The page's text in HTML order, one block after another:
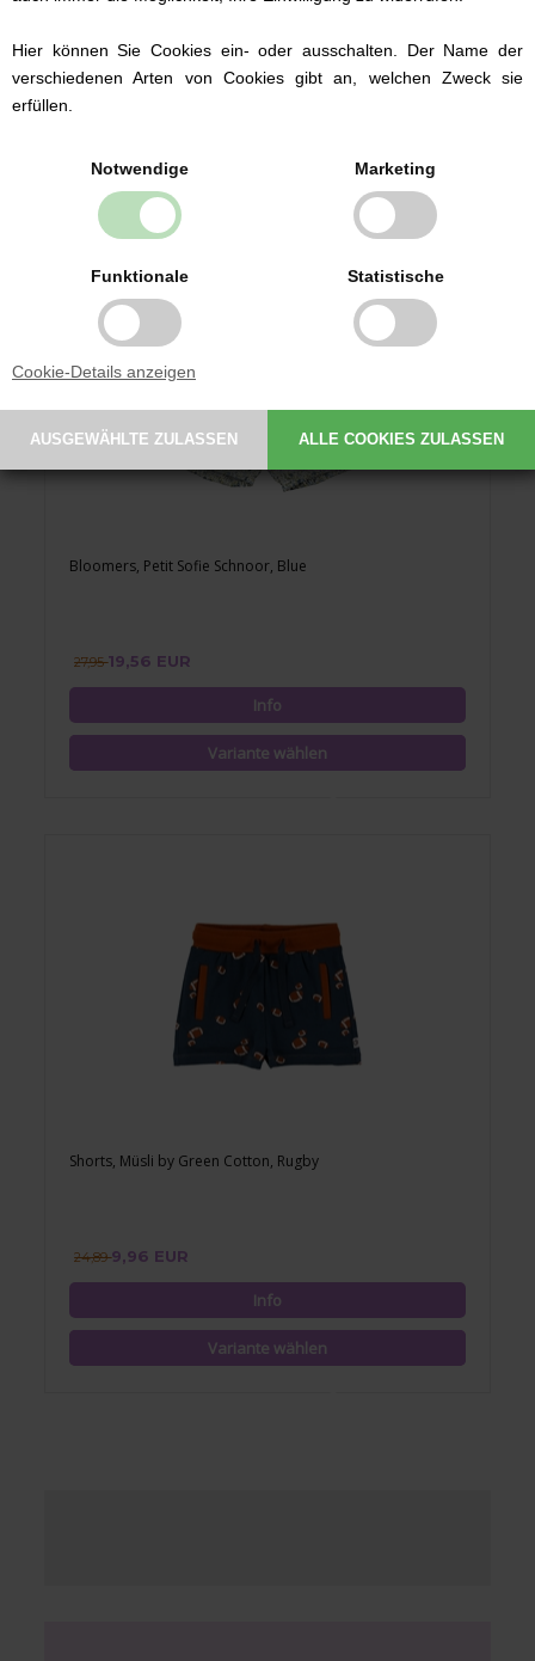
Hier können Sie Cookies ein- oder ausschalten. Der Name der
verschiedenen Arten von Cookies gibt an, welchen Zweck sie
erfüllen.
Notwendige Marketing
Funktionale Statistische
Cookie-Details anzeigen
Bloomers, Petit Sofie Schnoor, Blue
27,9519,56 EUR
Shorts, Müsli by Green Cotton, Rugby
24,899,96 EUR